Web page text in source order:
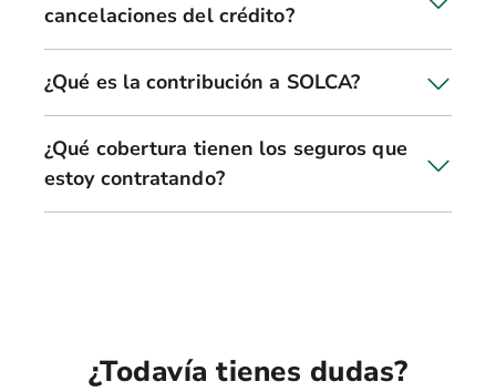
cancelaciones del crédito?
¿Qué es la contribución a SOLCA?
¿Qué cobertura tienen los seguros que
estoy contratando?
¿Todavía tienes dudas?